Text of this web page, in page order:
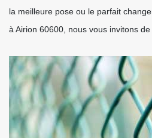
la meilleure pose ou le parfait
à Airion 60600, nous vous invitons de